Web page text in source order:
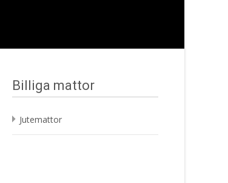
Billiga mattor
Jutemattor